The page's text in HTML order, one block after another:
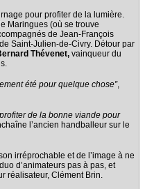
pour profiter de la lumière.
Maringues (où se trouve
de Jean-François
Saint-Julien-de-Civry. Détour par
Thévenet, vainqueur du
été pour quelque chose”,
de la bonne viande pour
l’ancien handballeur sur le
irréprochable et de l’image à ne
d’animateurs pas à pas, et
réalisateur, Clément Brin.